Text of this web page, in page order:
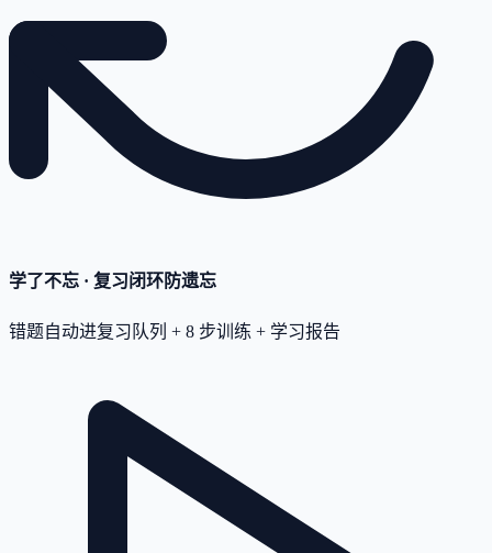
学了不忘 · 复习闭环防遗忘
错题自动进复习队列 + 8 步训练 + 学习报告